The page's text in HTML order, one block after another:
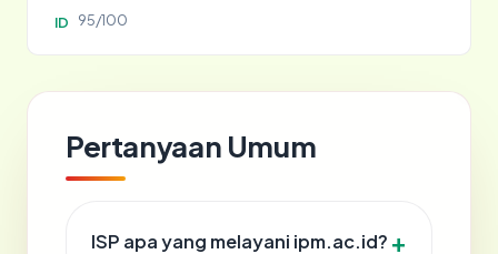
ID 95/100
Pertanyaan Umum
ISP apa yang melayani ipm.ac.id?